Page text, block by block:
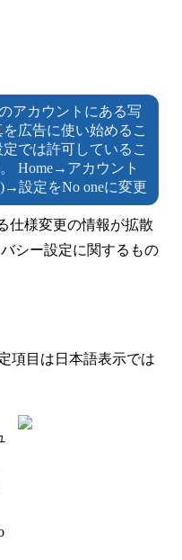
アカウントにある写
広告に使い始めるこ
では許可しているこ
Home→アカウント
設定をNo oneに変更
仕様変更の情報が拡散
シー設定に関するもの
項目は日本語表示では